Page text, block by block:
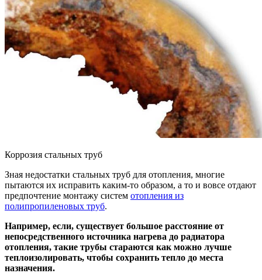
Коррозия стальных труб
Зная недостатки стальных труб для отопления, многие
пытаются их исправить каким-то образом, а то и вовсе отдают
предпочтение монтажу систем отопления из
полипропиленовых труб.
Например, если, существует большое расстояние от
непосредственного источника нагрева до радиатора
отопления, такие трубы стараются как можно лучше
теплоизолировать, чтобы сохранить тепло до места
назначения.